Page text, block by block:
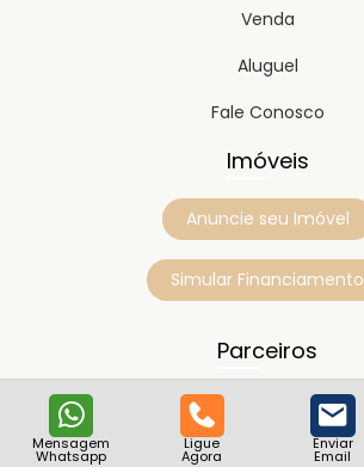
Mensagem
Whatsapp
Ligue
Agora
Enviar
Email
Venda
Aluguel
Fale Conosco
Imóveis
Anuncie seu Imóvel
Simular Financiamento
Parceiros